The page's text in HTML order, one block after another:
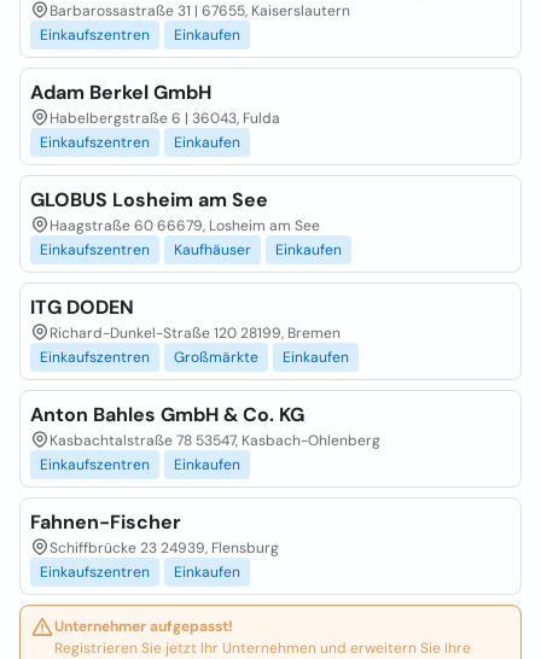
Barbarossastraße 31 | 67655, Kaiserslautern
Einkaufszentren
Einkaufen
Adam Berkel GmbH
Habelbergstraße 6 | 36043, Fulda
Einkaufszentren
Einkaufen
GLOBUS Losheim am See
Haagstraße 60 66679, Losheim am See
Einkaufszentren
Kaufhäuser Einkaufen
ITG DODEN
Richard-Dunkel-Straße 120 28199, Bremen
Einkaufszentren
Großmärkte Einkaufen
Anton Bahles GmbH & Co. KG
Kasbachtalstraße 78 53547, Kasbach-Ohlenberg
Einkaufszentren
Einkaufen
Fahnen-Fischer
Schiffbrücke 23 24939, Flensburg
Einkaufszentren
Einkaufen
Unternehmer aufgepasst!
Registrieren Sie jetzt Ihr Unternehmen und erweitern Sie Ihre